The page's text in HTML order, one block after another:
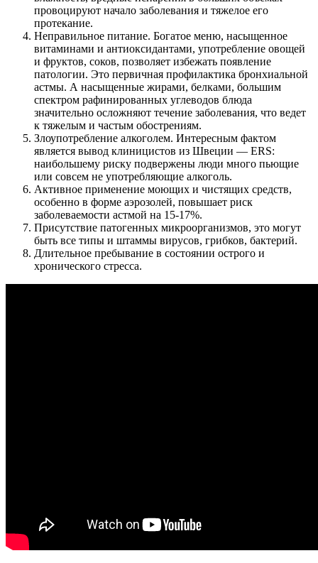
провоцируют начало заболевания и тяжелое его
протекание.
Неправильное питание. Богатое меню, насыщенное
витаминами и антиоксидантами, употребление овощей
и фруктов, соков, позволяет избежать появление
патологии. Это первичная профилактика бронхиальной
астмы. А насыщенные жирами, белками, большим
спектром рафинированных углеводов блюда
значительно осложняют течение заболевания, что ведет
к тяжелым и частым обострениям.
Злоупотребление алкоголем. Интересным фактом
является вывод клиницистов из Швеции — ERS:
наибольшему риску подвержены люди много пьющие
или совсем не употребляющие алкоголь.
Активное применение моющих и чистящих средств,
особенно в форме аэрозолей, повышает риск
заболеваемости астмой на 15-17%.
Присутствие патогенных микроорганизмов, это могут
быть все типы и штаммы вирусов, грибков, бактерий.
Длительное пребывание в состоянии острого и
хронического стресса.